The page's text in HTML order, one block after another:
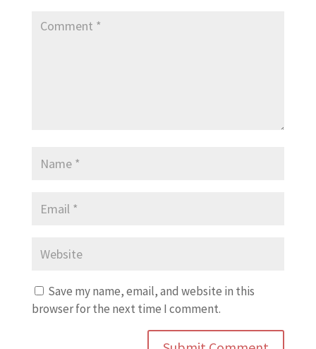
Save my name, email, and website in this
browser for the next time I comment.